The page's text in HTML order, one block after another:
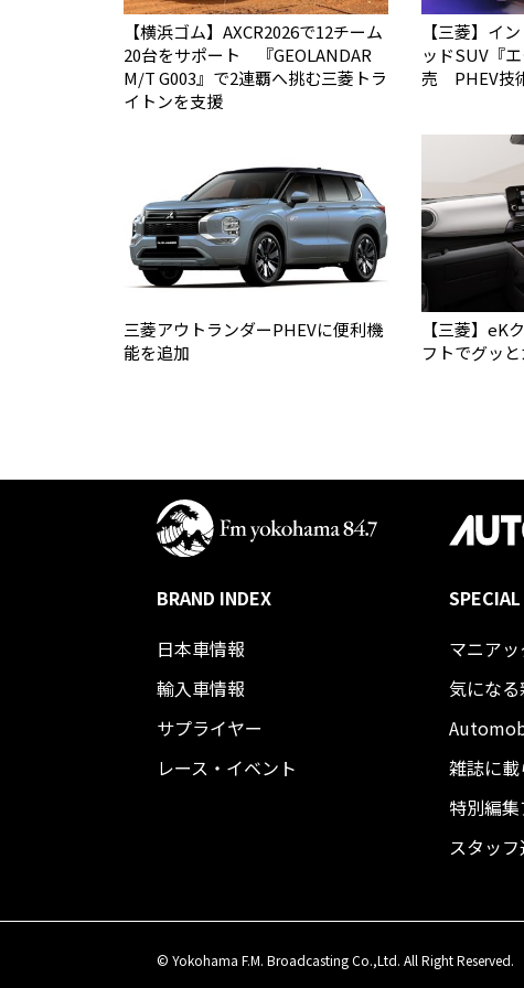
【横浜ゴム】AXCR2026で12チーム
20台をサポート 『GEOLANDAR
M/T G003』で2連覇へ挑む三菱トラ
イトンを支援
【三菱】イ
ッドSUV『
売 PHEV技
三菱アウトランダーPHEVに便利機
能を追加
【三菱】eK
フトでグッ
BRAND INDEX
日本車情報​
輸入車情報
サプライヤー
レース・イベント
マニア
気にな
雑誌に
特別編
スタッ
© Yokohama F.M. Broadcasting Co.,Ltd. All Right Reserved.